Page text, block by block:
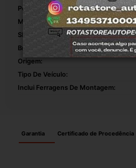
Peso Da Embalagem:
Modelo:
SKU:
Bronzinas Incluídas:
Origem:
Tipo De Veículo:
Inclui Ferragens De Montagem:
Garantia Certificado de Procedência